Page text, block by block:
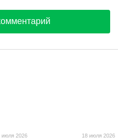
июля 2026 18 июля 2026